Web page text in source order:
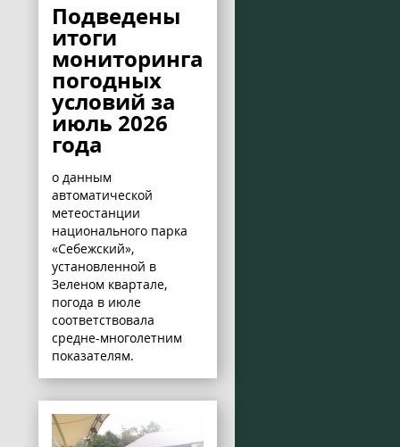
Подведены
итоги
мониторинга
погодных
условий за
июль 2026
года
о данным
автоматической
метеостанции
национального парка
«Себежский»,
установленной в
Зеленом квартале,
погода в июле
соответствовала
средне-многолетним
показателям.